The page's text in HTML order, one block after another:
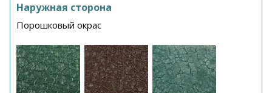
Наружная сторона
Порошковый окрас